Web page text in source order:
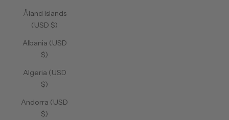
Åland Islands
(USD $)
Albania (USD
$)
Algeria (USD
$)
Andorra (USD
$)